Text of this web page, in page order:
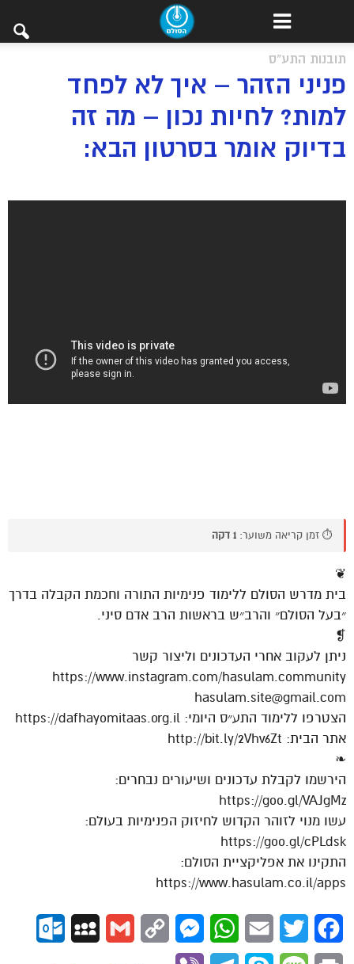
תובנות התע"ס
פניני הזהר – איך לא לפחד
למות? לחיות נכון – מה זה
בדיוק אומר בסרטון הבא:
⏱️ זמן קריאה משוער: 1 דקה
❦
בית מדרש הסולם ללימוד פנימיות התורה וחכמת הקבלה בדרך
״בעל הסולם״ והרב״ש בראשות הרב אדם סיני.
❡
ניתן לעקוב אחרי העדכונים וליצור קשר
https://www.instagram.com/hasulam.community
hasulam.site@gmail.com
הצטרפו ללימוד התע״ס היומי: https://dafhayomitaas.org.il
אתר הבית: http://bit.ly/2Vhv6Zt
❧
הירשמו לקבלת עדכונים ושיעורים נבחרים:
https://goo.gl/VAJgMz
עשו מנוי לזוהר הקדוש לחיזוק הפנימיות בעולם:
https://goo.gl/cPLdsk
התקינו את אפליקציית הסולם:
https://www.hasulam.co.il/apps
Facebook
Twitter
Email
WhatsApp
Messenger
Copy
Gmail
MySpace